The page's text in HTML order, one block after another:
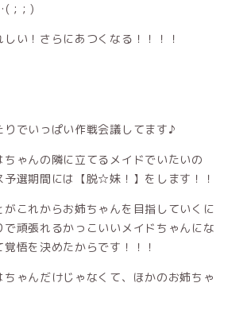
; ; )
い！さらにあつくなる！！！！
りでいっぱい作戦会議してます♪
ちゃんの隣に立てるメイドでいたいの
予選期間には【脱☆妹！】をします！！
がこれからお姉ちゃんを目指していくに
で頑張れるかっこいいメイドちゃんにな
悟を決めたからです！！！
ちゃんだけじゃなくて、ほかのお姉ちゃ